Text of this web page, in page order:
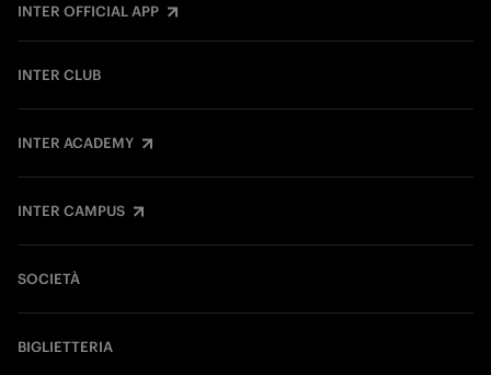
INTER OFFICIAL APP
INTER CLUB
INTER ACADEMY
INTER CAMPUS
SOCIETÀ
BIGLIETTERIA